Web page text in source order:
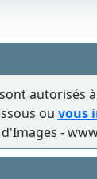
autorisés
ou vous
-